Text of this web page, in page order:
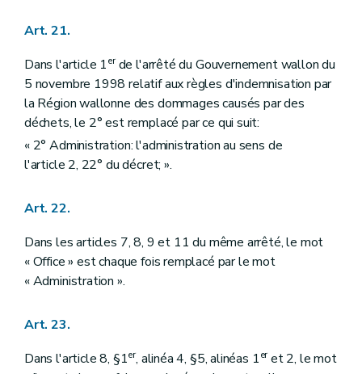
Art. 21.
Dans l'article 1erde l'arrêté du Gouvernement wallon du
5 novembre 1998 relatif aux règles d'indemnisation par
la Région wallonne des dommages causés par des
déchets, le 2° est remplacé par ce qui suit:
« 2° Administration: l'administration au sens de
l'article 2, 22° du décret; ».
Art. 22.
Dans les articles 7, 8, 9 et 11 du même arrêté, le mot
« Office » est chaque fois remplacé par le mot
« Administration ».
Art. 23.
Dans l'article 8, §1er, alinéa 4, §5, alinéas 1eret 2, le mot